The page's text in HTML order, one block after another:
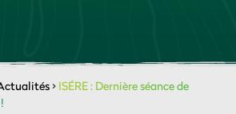
> ISÉRE : Dernière séance de